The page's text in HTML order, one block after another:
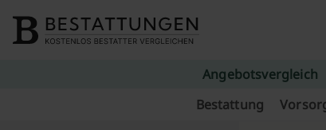
Angebotsvergleich
Bestattung